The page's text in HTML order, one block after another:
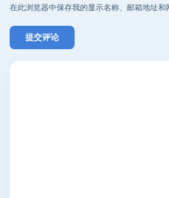
在此浏览器中保存我的显示名称、邮箱地址